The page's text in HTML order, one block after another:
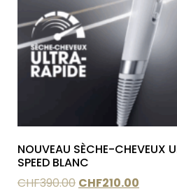
NOUVEAU SÈCHE-CHEVEUX
SPEED BLANC
CHF390.00 CHF210.00